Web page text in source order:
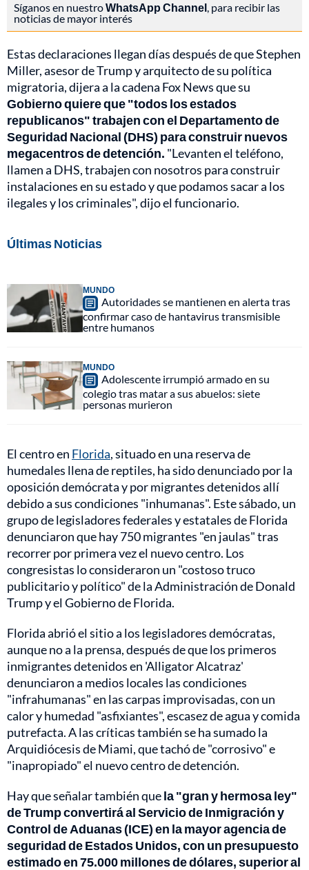
Síganos en nuestroWhatsApp Channel, para recibir las
noticias de mayor interés
Estas declaraciones llegan días después de que Stephen
Miller, asesor de Trump y arquitecto de su política
migratoria, dijera a la cadena Fox News que su
Gobierno quiere que "todos los estados
republicanos" trabajen con el Departamento de
Seguridad Nacional (DHS) para construir nuevos
megacentros de detención. "Levanten el teléfono,
llamen a DHS, trabajen con nosotros para construir
instalaciones en su estado y que podamos sacar a los
ilegales y los criminales", dijo el funcionario.
Últimas Noticias
MUNDO
Autoridades se mantienen en alerta tras
confirmar caso de hantavirus transmisible
entre humanos
MUNDO
Adolescente irrumpió armado en su
colegio tras matar a sus abuelos: siete
personas murieron
El centro en Florida, situado en una reserva de
humedales llena de reptiles, ha sido denunciado por la
oposición demócrata y por migrantes detenidos allí
debido a sus condiciones "inhumanas". Este sábado, un
grupo de legisladores federales y estatales de Florida
denunciaron que hay 750 migrantes "en jaulas" tras
recorrer por primera vez el nuevo centro. Los
congresistas lo consideraron un "costoso truco
publicitario y político" de la Administración de Donald
Trump y el Gobierno de Florida.
Florida abrió el sitio a los legisladores demócratas,
aunque no a la prensa, después de que los primeros
inmigrantes detenidos en 'Alligator Alcatraz'
denunciaron a medios locales las condiciones
"infrahumanas" en las carpas improvisadas, con un
calor y humedad "asfixiantes", escasez de agua y comida
putrefacta. A las críticas también se ha sumado la
Arquidiócesis de Miami, que tachó de "corrosivo" e
"inapropiado" el nuevo centro de detención.
Hay que señalar también quela "gran y hermosa ley"
de Trump convertirá al Servicio de Inmigración y
Control de Aduanas (ICE) en la mayor agencia de
seguridad de Estados Unidos, con un presupuesto
estimado en 75.000 millones de dólares, superior al